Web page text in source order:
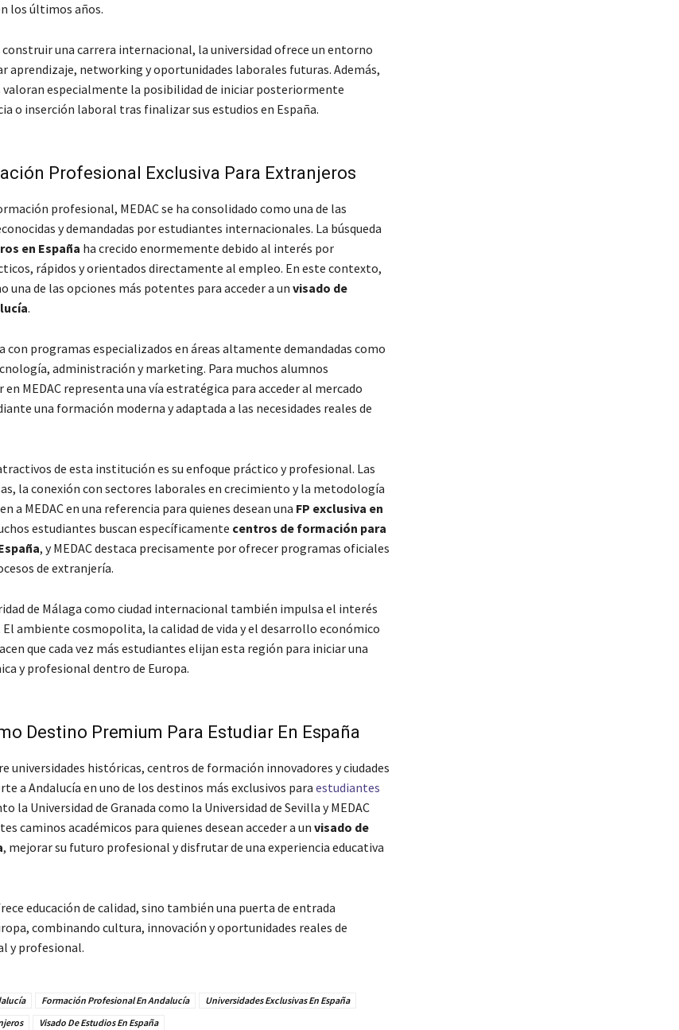
los últimos años.
construir una carrera internacional, la universidad ofrece un entorno
aprendizaje, networking y oportunidades laborales futuras. Además,
valoran especialmente la posibilidad de iniciar posteriormente
o inserción laboral tras finalizar sus estudios en España.
Profesional Exclusiva Para Extranjeros
profesional, MEDACse ha consolidado como una de las
y demandadas por estudiantes internacionales. La búsqueda
en España ha crecido enormemente debido al interés por
rápidos y orientados directamente al empleo. En este contexto,
una de las opciones más potentes para acceder a un visado de
.
con programas especializados en áreas altamente demandadas como
administración y marketing. Para muchos alumnos
MEDAC representa una vía estratégica para acceder al mercado
una formación moderna y adaptada a las necesidades reales de
de esta institución es su enfoque práctico y profesional. Las
la conexión con sectores laborales en crecimiento y la metodología
a MEDAC en una referencia para quienes desean una FP exclusiva en
estudiantes buscan específicamente centros de formación para
, y MEDAC destaca precisamente por ofrecer programas oficiales
de extranjería.
de Málaga como ciudad internacional también impulsa el interés
ambiente cosmopolita, la calidad de vida y el desarrollo económico
que cada vez más estudiantes elijan esta región para iniciar una
y profesional dentro de Europa.
Destino Premium Para Estudiar En España
universidades históricas, centros de formación innovadores y ciudades
a Andalucía en uno de los destinos más exclusivos para estudiantes
la Universidad de Granada como la Universidad de Sevilla yMEDAC
caminos académicos para quienes desean acceder a un visado de
, mejorar su futuro profesional y disfrutar de una experiencia educativa
educación de calidad, sino también una puerta de entrada
combinando cultura, innovación y oportunidades reales de
y profesional.
Formación Profesional En Andalucía
Universidades Exclusivas En España
Visado De Estudios En España